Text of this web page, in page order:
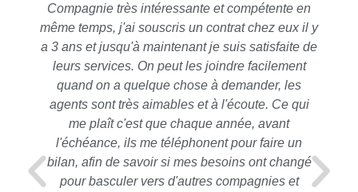
Compagnie très intéressante et compétente en
même temps, j'ai souscris un contrat chez eux il y
a 3 ans et jusqu'à maintenant je suis satisfaite de
leurs services. On peut les joindre facilement
quand on a quelque chose à demander, les
agents sont très aimables et à l'écoute. Ce qui
me plaît c'est que chaque année, avant
l'échéance, ils me téléphonent pour faire un
bilan, afin de savoir si mes besoins ont changé
pour basculer vers d'autres compagnies et